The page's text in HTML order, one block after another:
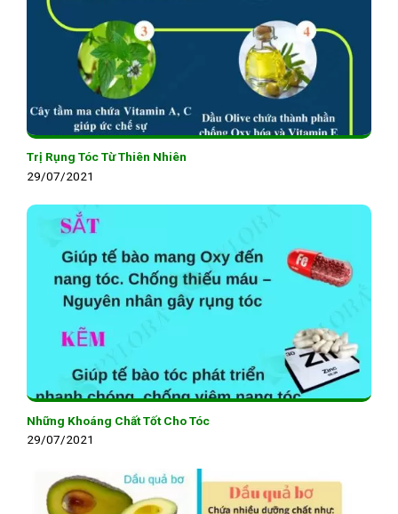
Trị Rụng Tóc Từ Thiên Nhiên
29/07/2021
Những Khoáng Chất Tốt Cho Tóc
29/07/2021